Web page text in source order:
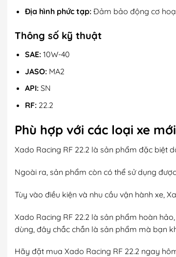
Địa hình phức tạp:Đảm bảo động cơ
Thông số kỹ thuật
SAE:10W-40
JASO:MA2
API:SN
RF:22.2
Phù hợp với các loại xe
Xado Racing RF 22.2 là sản phẩm đặc biệt
Ngoài ra, sản phẩm còn có thể sử dụng
Tùy vào điều kiện và nhu cầu vận hành xe,
Xado Racing RF 22.2 là sản phẩm hoàn
dùng, đây chắc chắn là sản phẩm mà bạn
Hãy đặt mua Xado Racing RF 22.2 ngay